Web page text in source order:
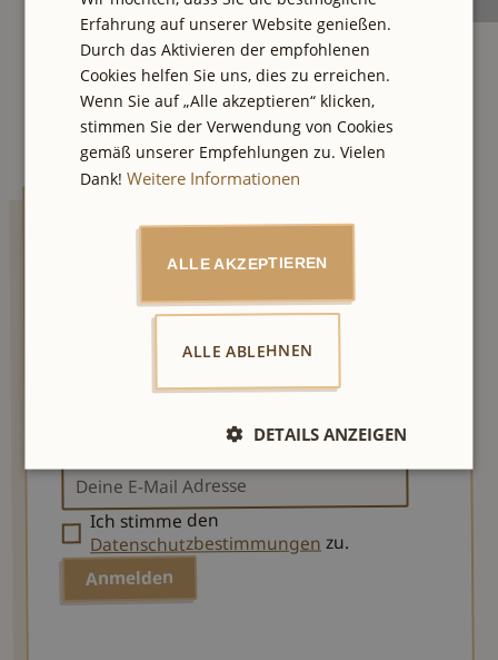
Lass dich von einzigartigen Touren und
Geheimtipps inspirieren. Wir senden dir
jeden Samstag eine E-Mail mit der neuesten
im Quartal der große Newsletter mit besten
City Tipps und Verlosungen.
Ich stimme den
Datenschutzbestimmungenzu.
Erfahrung auf unserer Website genießen.
Durch das Aktivieren der empfohlenen
Cookies helfen Sie uns, dies zu erreichen.
Wenn Sie auf „Alle akzeptieren“ klicken,
stimmen Sie der Verwendung von Cookies
gemäß unserer Empfehlungen zu. Vielen
Dank!Weitere Informationen
ALLE AKZEPTIEREN
ALLE ABLEHNEN
DETAILS ANZEIGEN